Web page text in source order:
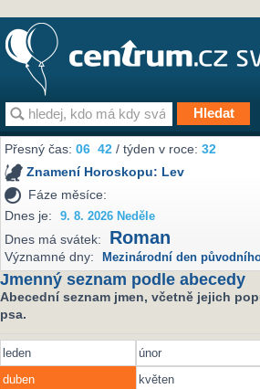
Přesný čas:06 42 / týden v roce:32
Znamení Horoskopu: Lev
Fáze měsíce:
Dnes je:
9. 8. 2026 Neděle
Dnes má svátek: Roman
Významné dny: Mezinárodní den
Jmenný seznam podle abecedy
Abecední seznam jmen, včetně jejich
psa.
leden únor
duben
květen